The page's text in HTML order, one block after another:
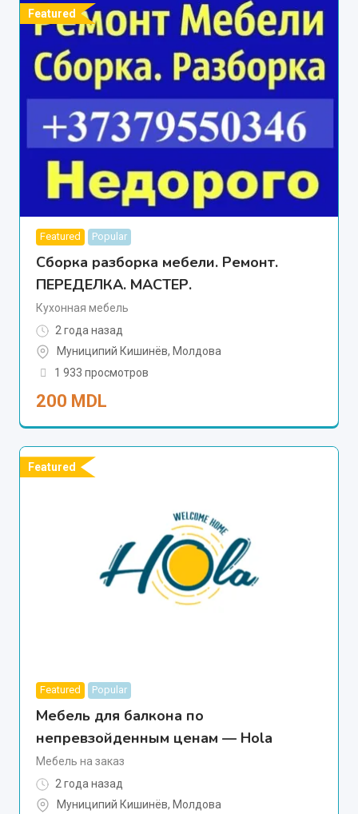
Featured
Featured Popular
Сборка разборка мебели. Ремонт.
ПЕРЕДЕЛКА. МАСТЕР.
Кухонная мебель
2 года назад
Муниципий Кишинёв, Молдова
1 933 просмотров
200 MDL
Featured
Featured Popular
Мебель для балкона по
непревзойденным ценам — Hola
Мебель на заказ
2 года назад
Муниципий Кишинёв, Молдова